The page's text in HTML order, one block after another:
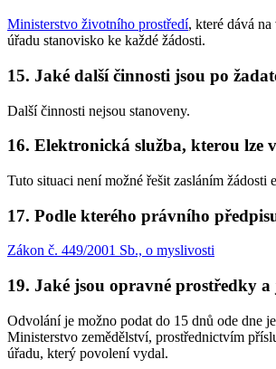
Ministerstvo životního prostředí, které dává
úřadu stanovisko ke každé žádosti.
15. Jaké další činnosti jsou po
Další činnosti nejsou stanoveny.
16. Elektronická služba, kterou lze
Tuto situaci není možné řešit zasláním žádosti
17. Podle kterého právního
Zákon č. 449/2001 Sb., o myslivosti
19. Jaké jsou opravné prostředky
Odvolání je možno podat do 15 dnů ode dne
Ministerstvo zemědělství, prostřednictvím
úřadu, který povolení vydal.